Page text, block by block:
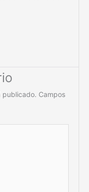
publicado. Campos